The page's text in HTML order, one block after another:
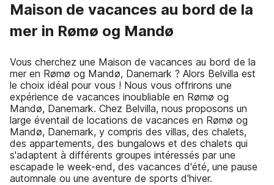
Maison de vacances au bord de la
mer in Rømø og Mandø
Vous cherchez une Maison de vacances au bord de la
mer en Rømø og Mandø, Danemark ? Alors Belvilla est
le choix idéal pour vous ! Nous vous offrirons une
expérience de vacances inoubliable en Rømø og
Mandø, Danemark. Chez Belvilla, nous proposons un
large éventail de locations de vacances en Rømø og
Mandø, Danemark, y compris des villas, des chalets,
des appartements, des bungalows et des chalets qui
s'adaptent à différents groupes intéressés par une
escapade le week-end, des vacances d'été, une pause
automnale ou une aventure de sports d'hiver.